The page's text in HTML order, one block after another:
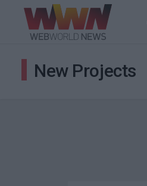
New Projects